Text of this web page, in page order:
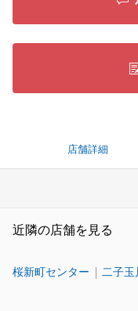
店舗詳細
近隣の店舗を見る
桜新町センター 二子